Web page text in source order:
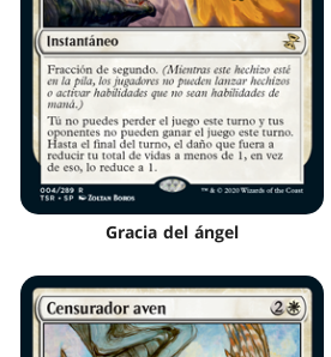
Gracia del ángel